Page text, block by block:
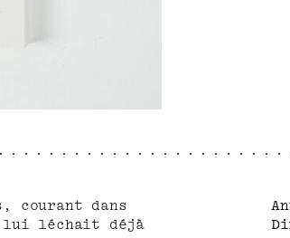
courant dans
lui léchait déjà